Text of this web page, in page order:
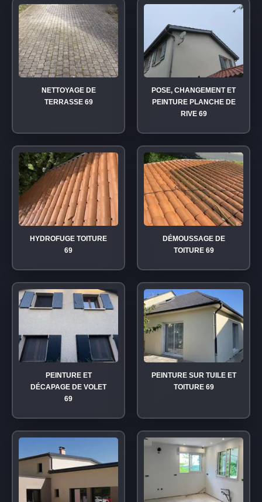
NETTOYAGE DE
TERRASSE 69
POSE, CHANGEMENT ET
PEINTURE PLANCHE DE
RIVE 69
HYDROFUGE TOITURE
69
DÉMOUSSAGE DE
TOITURE 69
PEINTURE ET
DÉCAPAGE DE VOLET
69
PEINTURE SUR TUILE ET
TOITURE 69